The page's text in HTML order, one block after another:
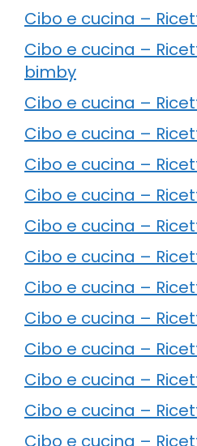
Cibo e cucina –
Cibo e cucina –
bimby
Cibo e cucina –
Cibo e cucina –
Cibo e cucina –
Cibo e cucina –
Cibo e cucina –
Cibo e cucina –
Cibo e cucina –
Cibo e cucina –
Cibo e cucina –
Cibo e cucina –
Cibo e cucina –
Cibo e cucina –